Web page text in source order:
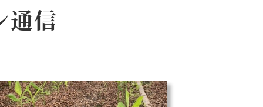
通信